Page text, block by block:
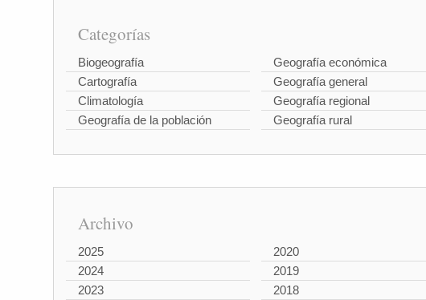
Categorías
Biogeografía
Cartografía
Climatología
Geografía de la población
Geografía económica
Geografía general
Geografía regional
Geografía rural
Archivo
2025
2024
2023
2020
2019
2018